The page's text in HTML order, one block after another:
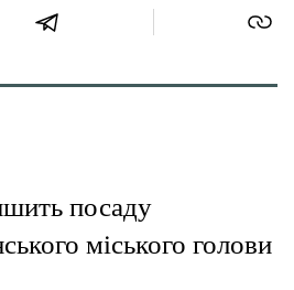
посаду
міського голови